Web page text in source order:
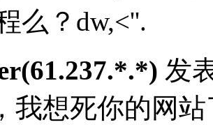
么？dw,<''.
发
我想死你的网